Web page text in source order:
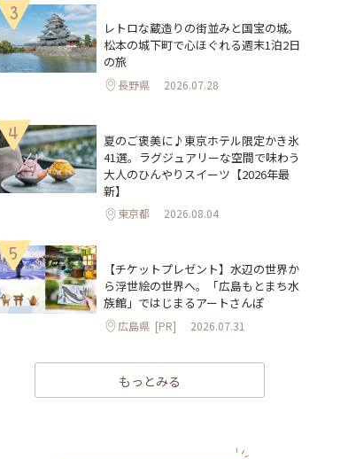
3
レトロな蔵造りの街並みと国宝の城。
松本の城下町で心ほぐれる週末1泊2日
の旅
長野県 2026.07.28
4
夏のご褒美に♪東京ホテル限定かき氷
41選。ラグジュアリーな空間で味わう
大人のひんやりスイーツ【2026年最
新】
東京都 2026.08.04
5
【チケットプレゼント】水辺の世界か
ら浮世絵の世界へ。「広島もとまち水
族館」ではじまるアートさんぽ
広島県 [PR] 2026.07.31
もっとみる